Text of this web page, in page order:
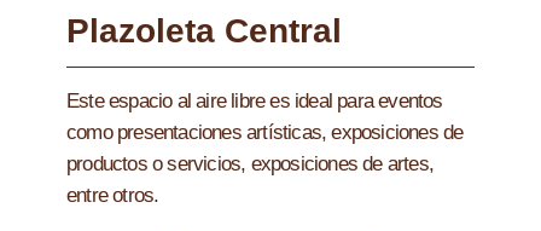
Plazoleta Central
Este espacio al aire libre es ideal para eventos
como presentaciones artísticas, exposiciones de
productos o servicios, exposiciones de artes,
entre otros.